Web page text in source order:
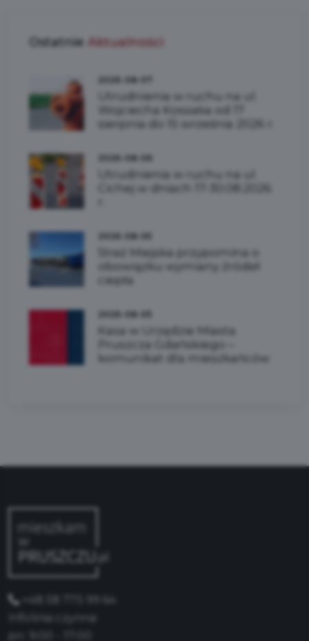
Ostatnie Aktualności
Utrudnienia w ruchu na ul.
Wojciecha Kossaka od 17
sierpnia do 15 września 2026 r.
Utrudnienia w ruchu na ul.
Cichej w dniach 17-30.08.2026
Straż Miejska przypomina o
obowiązku wymiany źródeł
ciepła
Kasa w Urzędzie Miasta
Pruszcza Gdańskiego –
komunikat dla mieszkańców
+48 58 775 99 64
Infolinia czynna: